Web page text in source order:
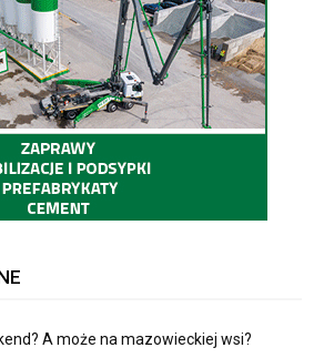
A może na mazowieckiej wsi?